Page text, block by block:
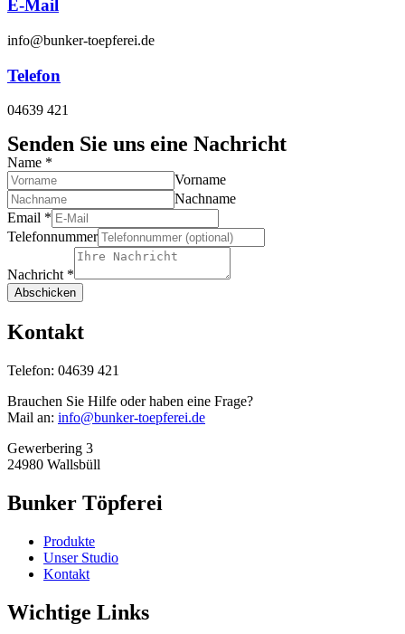
E-Mail
info@bunker-toepferei.de
Telefon
04639 421
Senden Sie uns eine Nachricht
Name *
Vorname
Nachname
Email *
Telefonnummer
Nachricht *
Abschicken
Kontakt
Telefon: 04639 421
Brauchen Sie Hilfe oder haben eine Frage?
Mail an: info@bunker-toepferei.de
Gewerbering 3
24980 Wallsbüll
Bunker Töpferei
Produkte
Unser Studio
Kontakt
Wichtige Links